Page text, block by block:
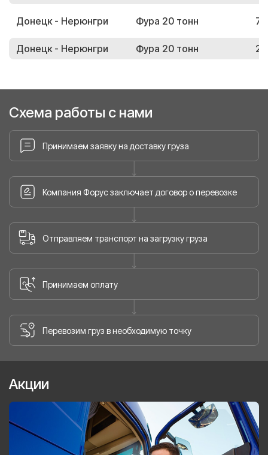
Донецк - Нерюнгри Фура 20 тонн
Донецк - Нерюнгри Фура 20 тонн
Схема работы с нами
Принимаем заявку на доставку груза
Компания Форус заключает договор о перевозке
Отправляем транспорт на загрузку груза
Принимаем оплату
Перевозим груз в необходимую точку
Акции